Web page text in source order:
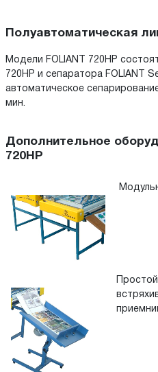
Полуавтоматическая
Модели FOLIANT 720HP
720HP и сепаратора FOLIANT
автоматическое
мин.
Дополнительное
720HP